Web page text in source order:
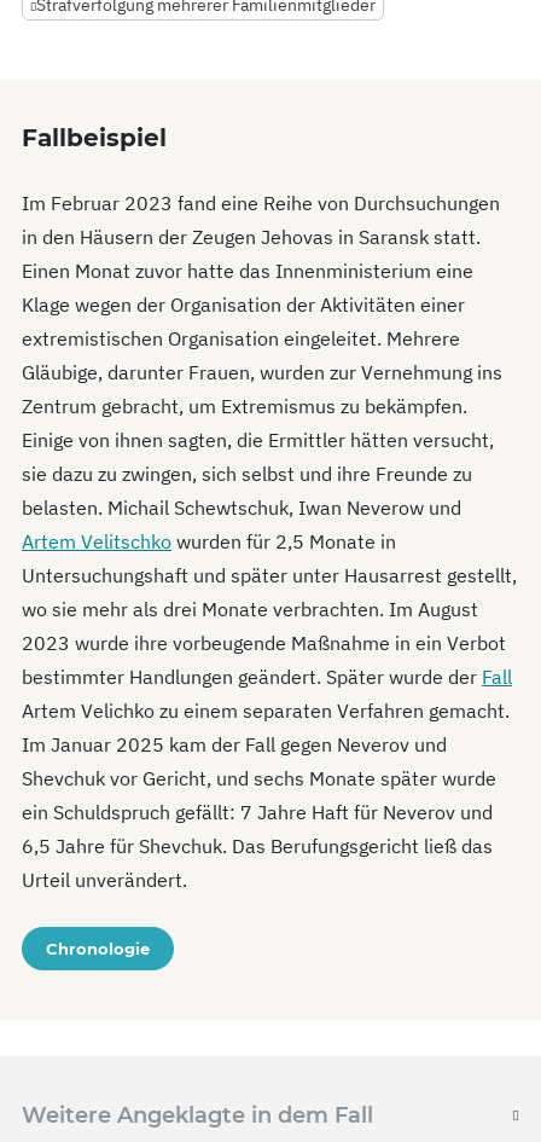
Strafverfolgung mehrerer Familienmitglieder
Fallbeispiel
Im Februar 2023 fand eine Reihe von Durchsuchungen
in den Häusern der Zeugen Jehovas in Saransk statt.
Einen Monat zuvor hatte das Innenministerium eine
Klage wegen der Organisation der Aktivitäten einer
extremistischen Organisation eingeleitet. Mehrere
Gläubige, darunter Frauen, wurden zur Vernehmung ins
Zentrum gebracht, um Extremismus zu bekämpfen.
Einige von ihnen sagten, die Ermittler hätten versucht,
sie dazu zu zwingen, sich selbst und ihre Freunde zu
belasten. Michail Schewtschuk, Iwan Neverow und
Artem Velitschko wurden für 2,5 Monate in
Untersuchungshaft und später unter Hausarrest gestellt,
wo sie mehr als drei Monate verbrachten. Im August
2023 wurde ihre vorbeugende Maßnahme in ein Verbot
bestimmter Handlungen geändert. Später wurde der Fall
Artem Velichko zu einem separaten Verfahren gemacht.
Im Januar 2025 kam der Fall gegen Neverov und
Shevchuk vor Gericht, und sechs Monate später wurde
ein Schuldspruch gefällt: 7 Jahre Haft für Neverov und
6,5 Jahre für Shevchuk. Das Berufungsgericht ließ das
Urteil unverändert.
Chronologie
Weitere Angeklagte in dem Fall